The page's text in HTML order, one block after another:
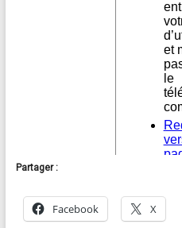
Partager :
Facebook X